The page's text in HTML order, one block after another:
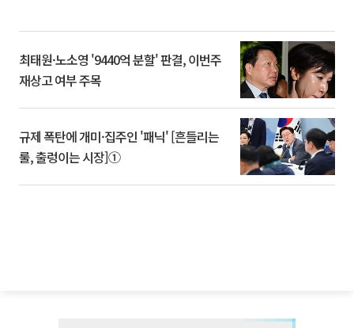
최태원·노소영 '9440억 분할' 판결, 이번주
재상고 여부 주목
규제 폭탄에 개미·집주인 '패닉' [흔들리는
룰, 출렁이는 시장]①